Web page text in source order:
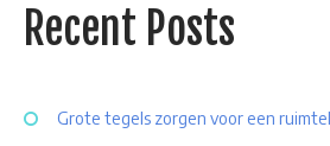
Recent Posts
Grote tegels zorgen voor een